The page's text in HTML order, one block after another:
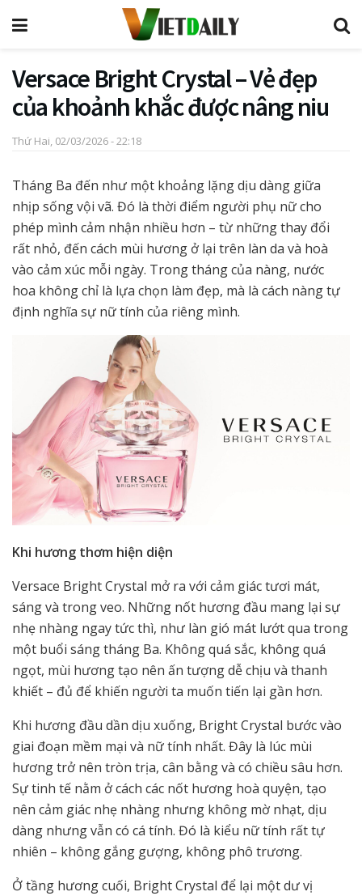
Versace Bright Crystal – Vẻ đẹp
của khoảnh khắc được nâng niu
Thứ Hai, 02/03/2026 - 22:18
Tháng Ba đến như một khoảng lặng dịu dàng giữa
nhịp sống vội vã. Đó là thời điểm người phụ nữ cho
phép mình cảm nhận nhiều hơn – từ những thay đổi
rất nhỏ, đến cách mùi hương ở lại trên làn da và hoà
vào cảm xúc mỗi ngày. Trong tháng của nàng, nước
hoa không chỉ là lựa chọn làm đẹp, mà là cách nàng tự
định nghĩa sự nữ tính của riêng mình.
Khi hương thơm hiện diện
Versace Bright Crystal mở ra với cảm giác tươi mát,
sáng và trong veo. Những nốt hương đầu mang lại sự
nhẹ nhàng ngay tức thì, như làn gió mát lướt qua trong
một buổi sáng tháng Ba. Không quá sắc, không quá
ngọt, mùi hương tạo nên ấn tượng dễ chịu và thanh
khiết – đủ để khiến người ta muốn tiến lại gần hơn.
Khi hương đầu dần dịu xuống, Bright Crystal bước vào
giai đoạn mềm mại và nữ tính nhất. Đây là lúc mùi
hương trở nên tròn trịa, cân bằng và có chiều sâu hơn.
Sự tinh tế nằm ở cách các nốt hương hoà quyện, tạo
nên cảm giác nhẹ nhàng nhưng không mờ nhạt, dịu
dàng nhưng vẫn có cá tính. Đó là kiểu nữ tính rất tự
nhiên – không gắng gượng, không phô trương.
Ở tầng hương cuối, Bright Crystal để lại một dư vị